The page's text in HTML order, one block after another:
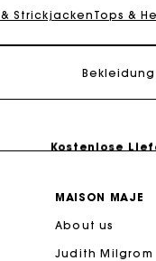
Strickjacken Tops &
Bekleidung
Kostenlose
Die
Kostenlose
MAISON MAJE
About us
Judith Milgrom